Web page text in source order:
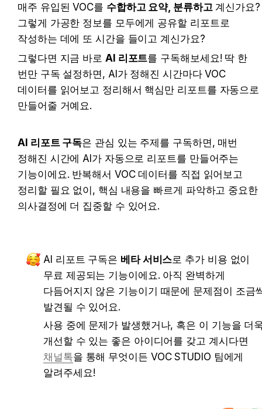
매주 유입된 VOC를 수합하고 요약, 분류하고 계신가요?
그렇게 가공한 정보를 모두에게 공유할 리포트로
작성하는 데에 또 시간을 들이고 계신가요?
그렇다면 지금 바로 AI 리포트를 구독해보세요! 딱 한
번만 구독 설정하면, AI가 정해진 시간마다 VOC
데이터를 읽어보고 정리해서 핵심만 리포트를 자동으로
만들어줄 거예요.
AI 리포트 구독은 관심 있는 주제를 구독하면, 매번
정해진 시간에 AI가 자동으로 리포트를 만들어주는
기능이에요. 반복해서 VOC 데이터를 직접 읽어보고
정리할 필요 없이, 핵심 내용을 빠르게 파악하고 중요한
의사결정에 더 집중할 수 있어요.
AI 리포트 구독은 베타 서비스로 추가 비용 없이
무료 제공되는 기능이에요. 아직 완벽하게
다듬어지지 않은 기능이기 때문에 문제점이 조금
발견될 수 있어요.
사용 중에 문제가 발생했거나, 혹은 이 기능을 더
채널톡을 통해 무엇이든 VOC STUDIO 팀에게
알려주세요!